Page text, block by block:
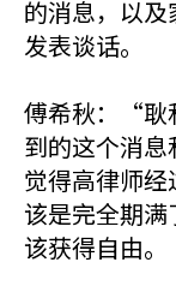
的消息，以及
发表谈话。
傅希秋：“耿
到的这个消
觉得高律师
该是完全期
该获得自由。